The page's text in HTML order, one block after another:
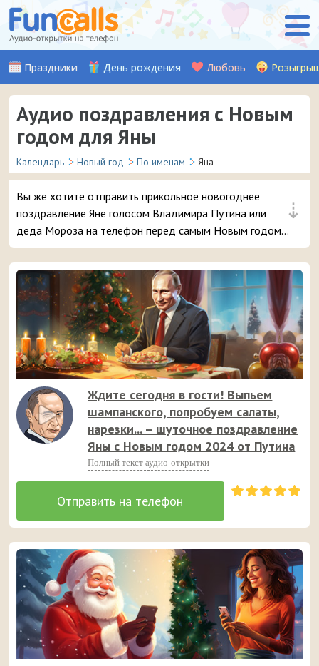
Праздники День рождения Любовь
Аудио поздравления с Новым
годом для Яны
Календарь Новый год По именам Яна
⇣
Вы же хотите отправить прикольное новогоднее
поздравление Яне голосом Владимира Путина или
деда Мороза на телефон перед самым Новым годом?
😜 Обещаем, ей точно понравится – и неожиданный
звонок и такое доброе аудио поздравление 🔥 👏
Ждите сегодня в гости! Выпьем
шампанского, попробуем салаты,
нарезки... – шуточное поздравление
Яны с Новым годом 2024 от Путина
Полный текст аудио-открытки